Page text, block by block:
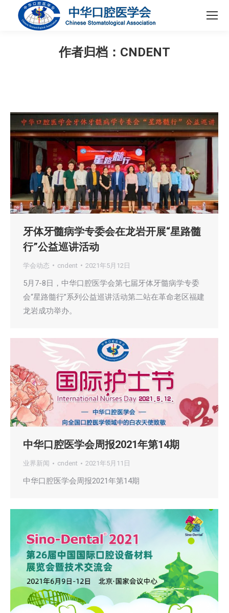
作者归档： CNDENT
牙体牙髓病学专委会在龙岩开展“星路髓
行”公益巡讲活动
学会动态 cndent 2021年5月12日
5月7-8日，中华口腔医学会第七届牙体牙髓病学专委
会“星路髓行”系列公益巡讲活动第二站在革命老区福建
龙岩成功举办。
中华口腔医学会周报2021年第14期
业界新闻 cndent 2021年5月11日
中华口腔医学会周报2021年第14期